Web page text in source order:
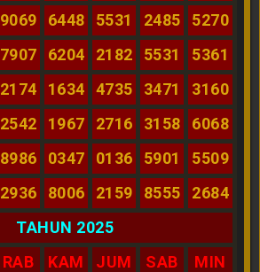
9069 6448 5531 2485
5270
7907 6204 2182 5531
5361
2174 1634 4735 3471
3160
2542 1967 2716 3158
6068
8986 0347 0136 5901
5509
2936 8006 2159 8555
2684
TAHUN 2025
RAB KAM JUM SAB
MIN